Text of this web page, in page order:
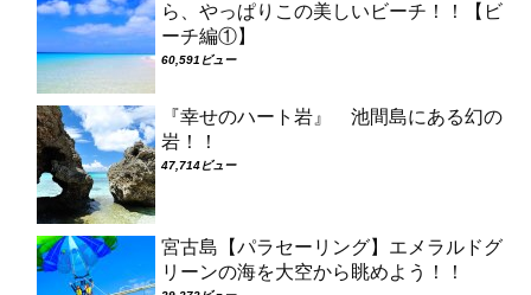
ら、やっぱりこの美しいビーチ！！【ビ
ーチ編①】
60,591ビュー
『幸せのハート岩』 池間島にある幻の
岩！！
47,714ビュー
宮古島【パラセーリング】エメラルドグ
リーンの海を大空から眺めよう！！